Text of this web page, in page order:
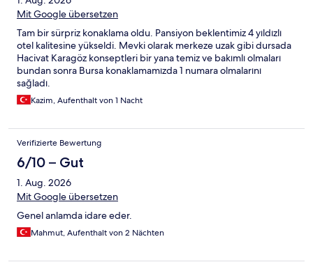
Mit Google übersetzen
Tam bir sürpriz konaklama oldu. Pansiyon beklentimiz 4 yıldızlı
otel kalitesine yükseldi. Mevki olarak merkeze uzak gibi dursada
Hacivat Karagöz konseptleri bir yana temiz ve bakımlı olmaları
bundan sonra Bursa konaklamamızda 1 numara olmalarını
sağladı.
Kazim, Aufenthalt von 1 Nacht
Verifizierte Bewertung
6/10 – Gut
1. Aug. 2026
Mit Google übersetzen
Genel anlamda idare eder.
Mahmut, Aufenthalt von 2 Nächten